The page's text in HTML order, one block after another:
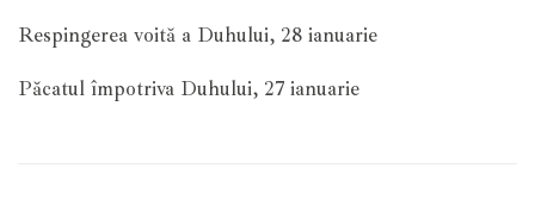
Respingerea voită a Duhului, 28 ianuarie
Păcatul împotriva Duhului, 27 ianuarie